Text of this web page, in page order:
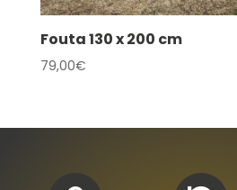
Fouta 130 x 200 cm
79,00€